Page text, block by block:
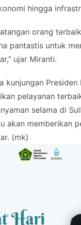
hingga
orang
pantastis untuk
ujar Miranti.
kunjungan
pelayanan
selama di
akan memberikan
(mk)